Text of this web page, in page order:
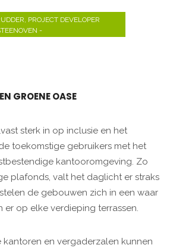
PROJECT DEVELOPER
-
GROENE OASE
sterk in op inclusie en het
toekomstige gebruikers met het
kantooromgeving. Zo
plafonds, valt het daglicht er straks
de gebouwen zich in een waar
er op elke verdieping terrassen.
kantoren en vergaderzalen kunnen